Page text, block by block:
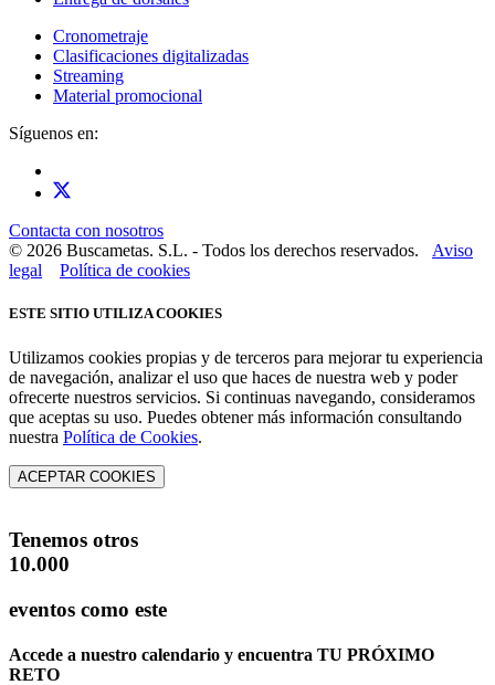
Cronometraje
Clasificaciones digitalizadas
Streaming
Material promocional
Síguenos en:
Contacta con nosotros
© 2026 Buscametas. S.L. - Todos los derechos reservados. Aviso
legal
Política de cookies
ESTE SITIO UTILIZA COOKIES
Utilizamos cookies propias y de terceros para mejorar tu experiencia
de navegación, analizar el uso que haces de nuestra web y poder
ofrecerte nuestros servicios. Si continuas navegando, consideramos
que aceptas su uso. Puedes obtener más información consultando
nuestra Política de Cookies.
ACEPTAR COOKIES
Tenemos otros
10.000
eventos como este
Accede a nuestro calendario y encuentra TU PRÓXIMO
RETO